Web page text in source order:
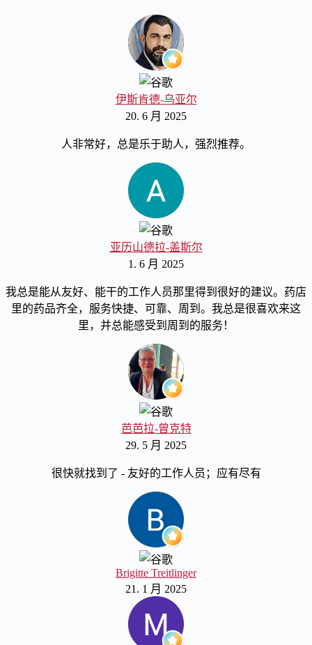
伊斯肯德-乌亚尔
20. 6 月 2025
人非常好，总是乐于助人，强烈推荐。
亚历山德拉-盖斯尔
1. 6 月 2025
我总是能从友好、能干的工作人员那里得到很好的建议。药店
里的药品齐全，服务快捷、可靠、周到。我总是很喜欢来这
里，并总能感受到周到的服务！
芭芭拉-曾克特
29. 5 月 2025
很快就找到了 - 友好的工作人员；应有尽有
Brigitte Treitlinger
21. 1 月 2025